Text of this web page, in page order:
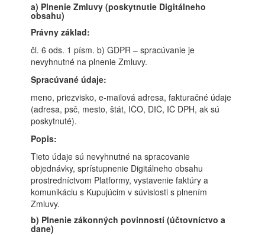
a) Plnenie Zmluvy (poskytnutie Digitálneho
obsahu)
Právny základ:
čl. 6 ods. 1 písm. b) GDPR – spracúvanie je
nevyhnutné na plnenie Zmluvy.
Spracúvané údaje:
meno, priezvisko, e-mailová adresa, fakturačné údaje
(adresa, psč, mesto, štát, IČO, DIČ, IČ DPH, ak sú
poskytnuté).
Popis:
Tieto údaje sú nevyhnutné na spracovanie
objednávky, sprístupnenie Digitálneho obsahu
prostredníctvom Platformy, vystavenie faktúry a
komunikáciu s Kupujúcim v súvislosti s plnením
Zmluvy.
b) Plnenie zákonných povinností (účtovníctvo a
dane)